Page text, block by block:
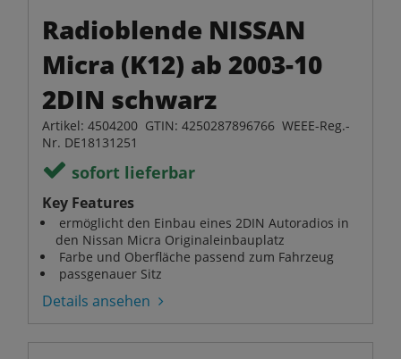
Radioblende NISSAN
Micra (K12) ab 2003-10
2DIN schwarz
Artikel: 4504200 GTIN: 4250287896766 WEEE-Reg.-
Nr. DE18131251
sofort lieferbar
Key Features
ermöglicht den Einbau eines 2DIN Autoradios in
den Nissan Micra Originaleinbauplatz
Farbe und Oberfläche passend zum Fahrzeug
passgenauer Sitz
Details ansehen